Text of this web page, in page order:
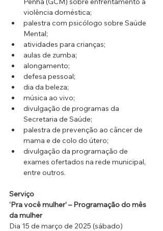
violência doméstica;
palestra com psicólogo sobre Saúde
Mental;
atividades para crianças;
aulas de zumba;
alongamento;
defesa pessoal;
dia da beleza;
música ao vivo;
divulgação de programas da
Secretaria de Saúde;
palestra de prevenção ao câncer de
mama e de colo do útero;
divulgação da programação de
exames ofertados na rede municipal,
entre outros.
Serviço
‘Pra você mulher’ – Programação do mês
da mulher
Dia 15 de março de 2025 (sábado)